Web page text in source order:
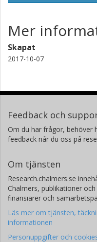
Mer
Skapat
2017-10-07
Feedback och
Om du har frågor, behöver
feedback når du oss på
Om tjänsten
Research.chalmers.se
Chalmers, publikationer
finansiärer och
Läs mer om tjänsten,
informationen
Personuppgifter och